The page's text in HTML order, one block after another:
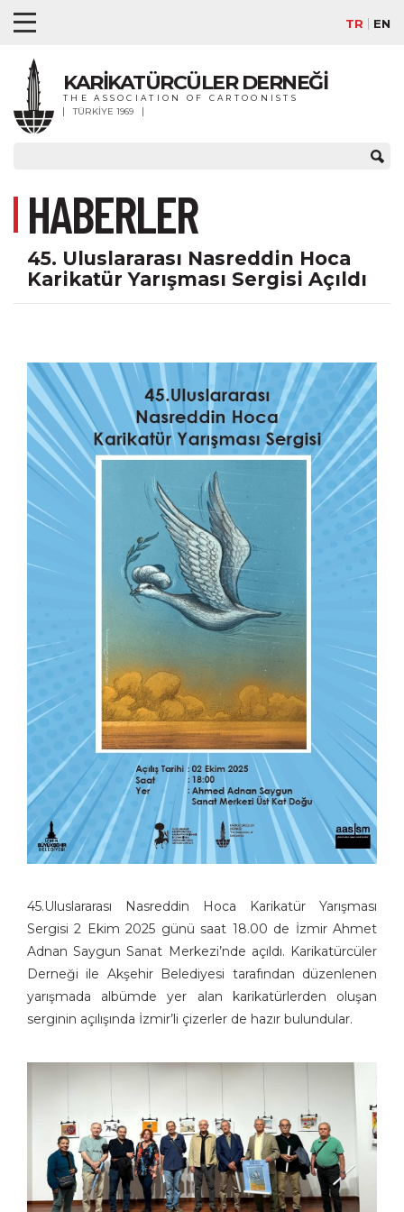
TR EN
KARİKATÜRCÜLER DERNEĞİ
THE ASSOCIATION OF CARTOONISTS
TÜRKİYE 1969
HABERLER
45. Uluslararası Nasreddin Hoca
Karikatür Yarışması Sergisi Açıldı
45.Uluslararası Nasreddin Hoca Karikatür Yarışması
Sergisi 2 Ekim 2025 günü saat 18.00 de İzmir Ahmet
Adnan Saygun Sanat Merkezi’nde açıldı. Karikatürcüler
Derneği ile Akşehir Belediyesi tarafından düzenlenen
yarışmada albümde yer alan karikatürlerden oluşan
serginin açılışında İzmir’li çizerler de hazır bulundular.